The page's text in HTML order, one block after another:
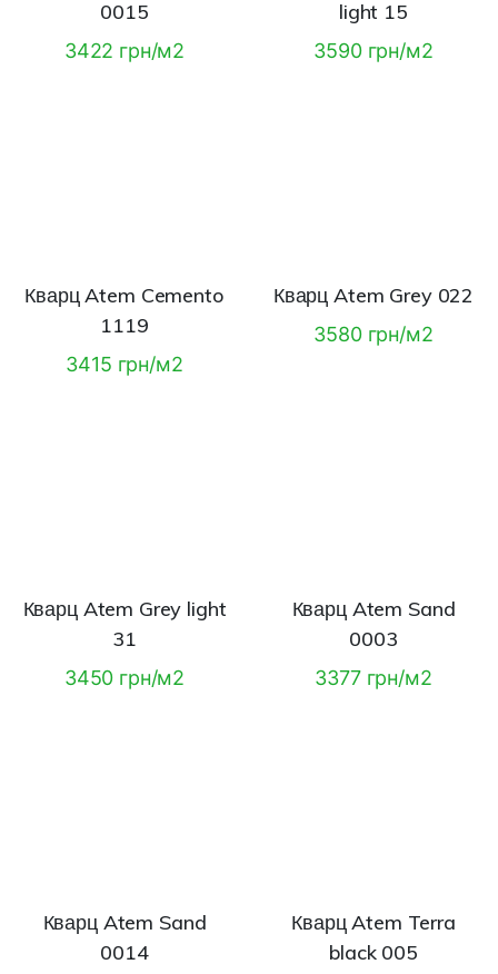
0015
3422 грн/м2
light 15
3590 грн/м2
Кварц Atem Cemento
1119
3415 грн/м2
Кварц Atem Grey 022
3580 грн/м2
Кварц Atem Grey light
31
3450 грн/м2
Кварц Atem Sand
0003
3377 грн/м2
Кварц Atem Sand
0014
Кварц Atem Terra
black 005